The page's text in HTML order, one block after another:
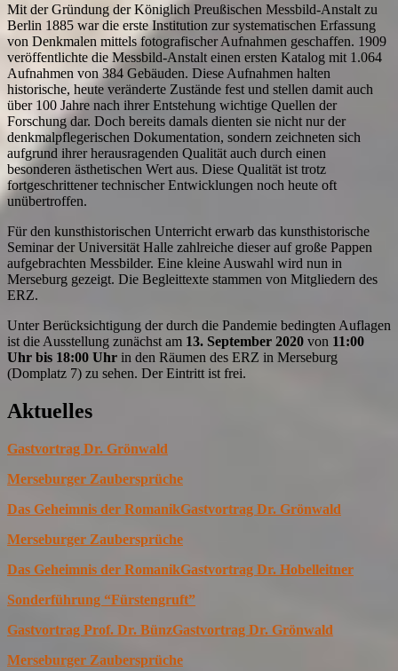
Mit der Gründung der Königlich Preußischen Messbild-Anstalt zu
Berlin 1885 war die erste Institution zur systematischen Erfassung
von Denkmalen mittels fotografischer Aufnahmen geschaffen. 1909
veröffentlichte die Messbild-Anstalt einen ersten Katalog mit 1.064
Aufnahmen von 384 Gebäuden. Diese Aufnahmen halten
historische, heute veränderte Zustände fest und stellen damit auch
über 100 Jahre nach ihrer Entstehung wichtige Quellen der
Forschung dar. Doch bereits damals dienten sie nicht nur der
denkmalpflegerischen Dokumentation, sondern zeichneten sich
aufgrund ihrer herausragenden Qualität auch durch einen
besonderen ästhetischen Wert aus. Diese Qualität ist trotz
fortgeschrittener technischer Entwicklungen noch heute oft
unübertroffen.
Für den kunsthistorischen Unterricht erwarb das kunsthistorische
Seminar der Universität Halle zahlreiche dieser auf große Pappen
aufgebrachten Messbilder. Eine kleine Auswahl wird nun in
Merseburg gezeigt. Die Begleittexte stammen von Mitgliedern des
ERZ.
Unter Berücksichtigung der durch die Pandemie bedingten Auflagen
ist die Ausstellung zunächst am 13. September 2020 von 11:00
Uhr bis 18:00 Uhr in den Räumen des ERZ in Merseburg
(Domplatz 7) zu sehen. Der Eintritt ist frei.
Aktuelles
Gastvortrag Dr. Grönwald
Merseburger Zaubersprüche
Das Geheimnis der RomanikGastvortrag Dr. Grönwald
Merseburger Zaubersprüche
Das Geheimnis der RomanikGastvortrag Dr. Hobelleitner
Sonderführung “Fürstengruft”
Gastvortrag Prof. Dr. BünzGastvortrag Dr. Grönwald
Merseburger Zaubersprüche